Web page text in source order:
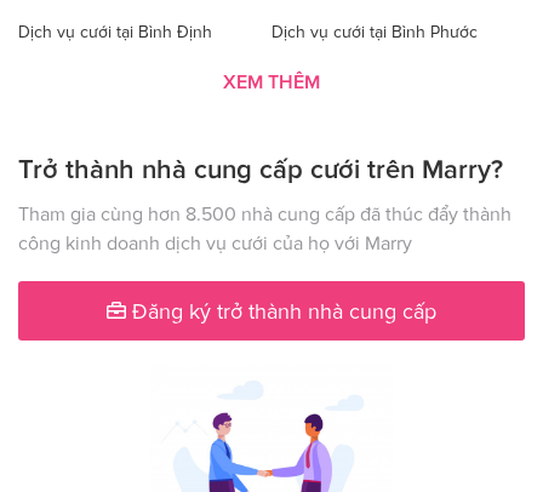
Dịch vụ cưới tại Bình Định Dịch vụ cưới tại Bình Phước
Dịch vụ cưới tại Bình Thuận Dịch vụ cưới tại Cà Mau
Dịch vụ cưới tại Hà Nội Dịch vụ cưới tại Đăk Nông
Dịch vụ cưới tại Điện Biên Dịch vụ cưới tại Đồng Nai
Dịch vụ cưới tại Đồng Tháp Dịch vụ cưới tại Gia Lai
Dịch vụ cưới tại Hà Giang Dịch vụ cưới tại Hà Nam
Dịch vụ cưới tại Hà Tây Dịch vụ cưới tại Hà Tĩnh
Dịch vụ cưới tại Hậu Giang Dịch vụ cưới tại Hòa Bình
Dịch vụ cưới tại Hưng Yên Dịch vụ cưới tại Khánh Hòa
XEM THÊM
Trở thành nhà cung cấp cưới trên Marry?
Tham gia cùng hơn 8.500 nhà cung cấp đã thúc đẩy thành
công kinh doanh dịch vụ cưới của họ với Marry
Đăng ký trở thành nhà cung cấp